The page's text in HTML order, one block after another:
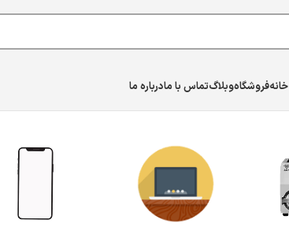
خانهفروشگاهوبلاگتماس با مادرباره ما